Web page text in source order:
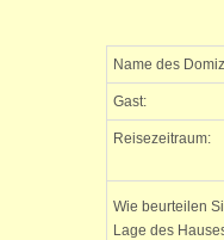
Name des
Gast:
Reisezeitraum:
Wie beurteilen
Lage des